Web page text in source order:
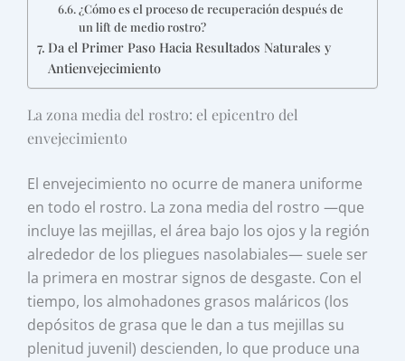
¿Cómo es el proceso de recuperación después de
un lift de medio rostro?
Da el Primer Paso Hacia Resultados Naturales y
Antienvejecimiento
La zona media del rostro: el epicentro del
envejecimiento
El envejecimiento no ocurre de manera uniforme
en todo el rostro. La zona media del rostro —que
incluye las mejillas, el área bajo los ojos y la región
alrededor de los pliegues nasolabiales— suele ser
la primera en mostrar signos de desgaste. Con el
tiempo, los almohadones grasos maláricos (los
depósitos de grasa que le dan a tus mejillas su
plenitud juvenil) descienden, lo que produce una